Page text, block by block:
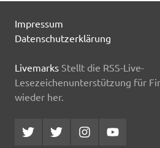
Impressum
Datenschutzerklärung
Livemarks Stellt die RSS-Live-
Lesezeichenunterstützung für
wieder her.
Twitter
MCDP
Twitter
Musicradiostation
InstagramYouTube